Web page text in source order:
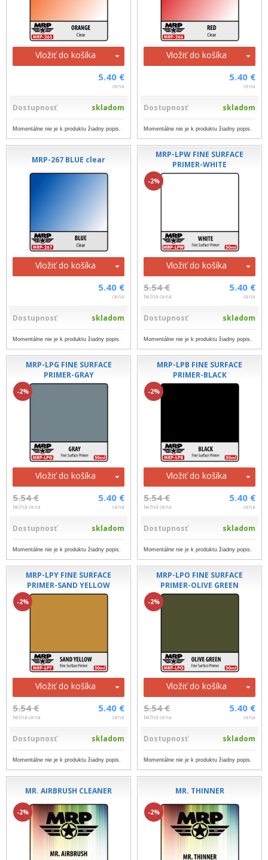
Vložiť do košíka
5.40 €
cena
Dostupnosť skladom
Momentálne nie je k produktu žiadny popis.
Vložiť do košíka
5.40 €
cena
Dostupnosť skladom
Momentálne nie je k produktu žiadny popis.
MRP-267 BLUE clear
Vložiť do košíka
5.40 €
cena
Dostupnosť skladom
Momentálne nie je k produktu žiadny popis.
MRP-LPW FINE SURFACE
PRIMER-WHITE
-2%
Vložiť do košíka
5.54 €
bežná cena
5.40 €
cena
Dostupnosť skladom
Momentálne nie je k produktu žiadny popis.
MRP-LPG FINE SURFACE
PRIMER-GRAY
-2%
Vložiť do košíka
5.54 €
bežná cena
5.40 €
cena
Dostupnosť skladom
Momentálne nie je k produktu žiadny popis.
MRP-LPB FINE SURFACE
PRIMER-BLACK
-2%
Vložiť do košíka
5.54 €
bežná cena
5.40 €
cena
Dostupnosť skladom
Momentálne nie je k produktu žiadny popis.
MRP-LPY FINE SURFACE
PRIMER-SAND YELLOW
-2%
Vložiť do košíka
5.54 €
bežná cena
5.40 €
cena
Dostupnosť skladom
Momentálne nie je k produktu žiadny popis.
MRP-LPO FINE SURFACE
PRIMER-OLIVE GREEN
-2%
Vložiť do košíka
5.54 €
bežná cena
5.40 €
cena
Dostupnosť skladom
Momentálne nie je k produktu žiadny popis.
MR. AIRBRUSH CLEANER
-2%
MR. THINNER
-2%